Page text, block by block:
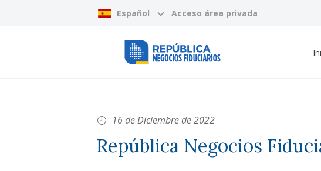
Acceso área privada
Español
16 de Diciembre de 2022
República Negocios